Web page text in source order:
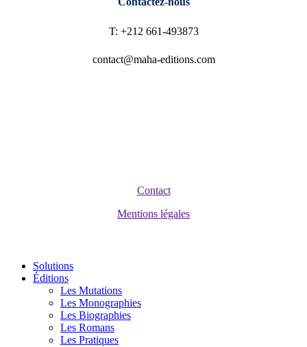
T: +212 661-493873
contact@maha-editions.com
Contact
Mentions légales
Close
Menu
Solutions
Éditions
Les Mutations
Les Monographies
Les Biographies
Les Romans
Les Pratiques